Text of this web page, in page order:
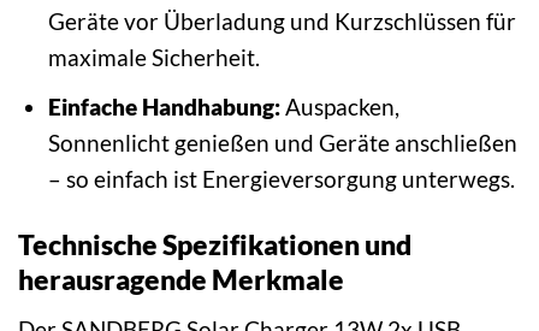
Geräte vor Überladung und Kurzschlüssen für
maximale Sicherheit.
Einfache Handhabung:Auspacken,
Sonnenlicht genießen und Geräte anschließen
– so einfach ist Energieversorgung unterwegs.
Technische Spezifikationen und
herausragende Merkmale